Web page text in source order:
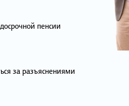
пенсии
за разъяснениями